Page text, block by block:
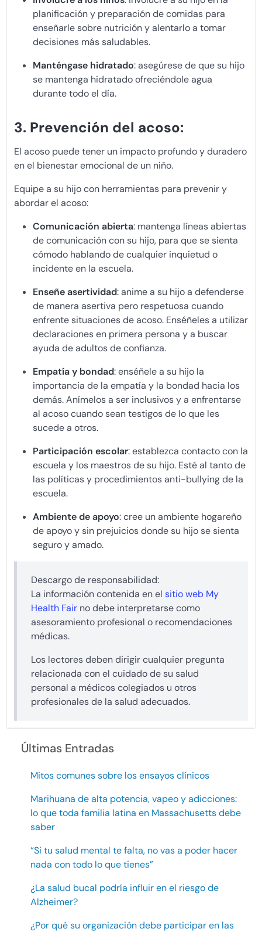
planificación y preparación de comidas para
enseñarle sobre nutrición y alentarlo a tomar
decisiones más saludables.
Manténgase hidratado: asegúrese de que su hijo
se mantenga hidratado ofreciéndole agua
durante todo el día.
3. Prevención del acoso:
El acoso puede tener un impacto profundo y duradero
en el bienestar emocional de un niño.
Equipe a su hijo con herramientas para prevenir y
abordar el acoso:
Comunicación abierta: mantenga líneas abiertas
de comunicación con su hijo, para que se sienta
cómodo hablando de cualquier inquietud o
incidente en la escuela.
Enseñe asertividad: anime a su hijo a defenderse
de manera asertiva pero respetuosa cuando
enfrente situaciones de acoso. Enséñeles a utilizar
declaraciones en primera persona y a buscar
ayuda de adultos de confianza.
Empatía y bondad: enséñele a su hijo la
importancia de la empatía y la bondad hacia los
demás. Anímelos a ser inclusivos y a enfrentarse
al acoso cuando sean testigos de lo que les
sucede a otros.
Participación escolar: establezca contacto con la
escuela y los maestros de su hijo. Esté al tanto de
las políticas y procedimientos anti-bullying de la
escuela.
Ambiente de apoyo: cree un ambiente hogareño
de apoyo y sin prejuicios donde su hijo se sienta
seguro y amado.
Descargo de responsabilidad:
La información contenida en el sitio web My
Health Fair no debe interpretarse como
asesoramiento profesional o recomendaciones
médicas.
Los lectores deben dirigir cualquier pregunta
relacionada con el cuidado de su salud
personal a médicos colegiados u otros
profesionales de la salud adecuados.
Últimas Entradas
Mitos comunes sobre los ensayos clínicos
Marihuana de alta potencia, vapeo y adicciones:
lo que toda familia latina en Massachusetts debe
saber
“Si tu salud mental te falta, no vas a poder hacer
nada con todo lo que tienes”
¿La salud bucal podría influir en el riesgo de
Alzheimer?
¿Por qué su organización debe participar en las